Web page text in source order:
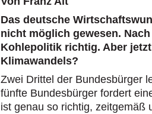
Das deutsche
nicht möglich gewesen.
Kohlepolitik richtig. Aber
Klimawandels?
Zwei Drittel der Bundesbürger
fünfte Bundesbürger fordert
ist genau so richtig, zeitgemäß